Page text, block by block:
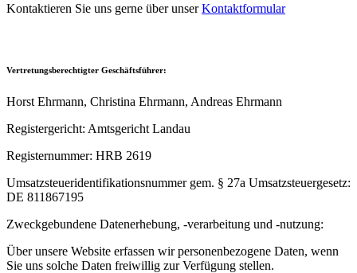
Kontaktieren Sie uns gerne über unserKontaktformular
Vertretungsberechtigter Geschäftsführer:
Horst Ehrmann, Christina Ehrmann, Andreas Ehrmann
Registergericht: Amtsgericht Landau
Registernummer: HRB 2619
Umsatzsteueridentifikationsnummer gem. § 27a Umsatzsteuergesetz:
DE 811867195
Zweckgebundene Datenerhebung, -verarbeitung und -nutzung:
Über unsere Website erfassen wir personenbezogene Daten, wenn
Sie uns solche Daten freiwillig zur Verfügung stellen.